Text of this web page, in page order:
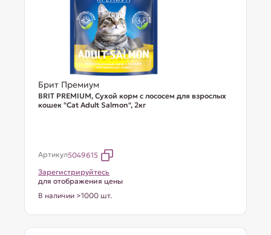
Брит Премиум
BRIT PREMIUM, Сухой корм с лососем для взрослых
кошек "Cat Adult Salmon", 2кг
Артикул5049615
Зарегистрируйтесь
для отображения цены
В наличии >1000 шт.